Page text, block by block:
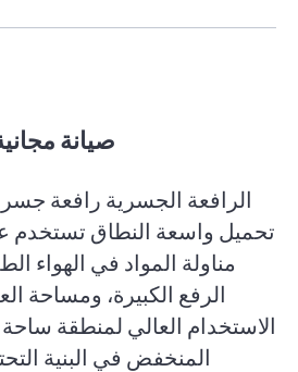
صيانة
الرافعة الجسرية رافعة
تحميل واسعة النطاق
مناولة المواد في الهواء
الرفع الكبيرة، ومساحة
الاستخدام العالي لمنطقة ساحة
المنخفض في البنية